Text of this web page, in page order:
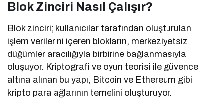
Blok Zinciri Nasıl Çalışır?
Blok zinciri; kullanıcılar tarafından oluşturulan
işlem verilerini içeren blokların, merkeziyetsiz
düğümler aracılığıyla birbirine bağlanmasıyla
oluşuyor. Kriptografi ve oyun teorisi ile güvence
altına alınan bu yapı, Bitcoin ve Ethereum gibi
kripto para ağlarının temelini oluşturuyor.